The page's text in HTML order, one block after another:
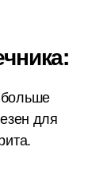
для